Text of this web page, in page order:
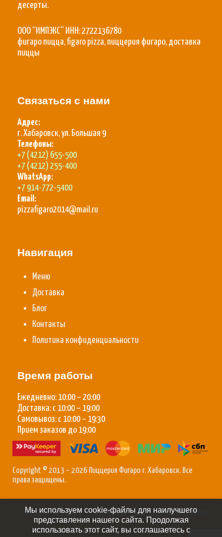
десерты.
ООО “ИМПЭКС” ИНН: 2722136780
фигаро пицца, figaro pizza, пиццерия фигаро, доставка
пиццы
Связаться с нами
Адрес:
г. Хабаровск, ул. Большая 9
Телефоны:
+7 (4212) 655-500
+7 (4212) 255-400
WhatsApp:
+7 914-772-5400
Email:
pizzafigaro2014@mail.ru
Навигация
Меню
Доставка
Блог
Контакты
Политика конфиденциальности
Время работы
Ежедневно: 10:00 – 20:00
Доставка: с 10:00 – 19:00
Самовывоз: с 10:00 – 19:30
Прием заказов до 19:00
Copyright © 2013 – 2026 Пиццерия Фигаро г. Хабаровск. Все
права защищены.
Амурский Веб Центр:Создание сайтов /Продвижение сайтов
Мы используем cookie-файлы для наилучшего
представления нашего сайта. Продолжая
использовать этот сайт, вы соглашаетесь с